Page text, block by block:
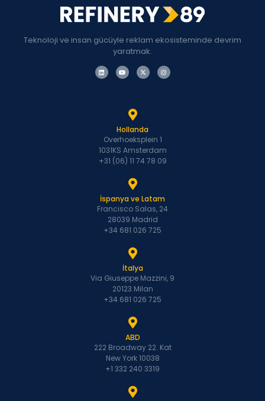
Teknoloji ve insan gücüyle reklam ekosisteminde devrim
yaratmak.
Hollanda
Overhoeksplein 1
1031KS Amsterdam
+31 (06) 11 74 78 09
İspanya ve Latam
Francisco Salas, 24
28039 Madrid
+34 681 026 725
İtalya
Via Giuseppe Mazzini, 9
20123 Milan
+34 681 026 725
ABD
222 Broadway 22. Kat
New York 10038
+1 332 240 3319